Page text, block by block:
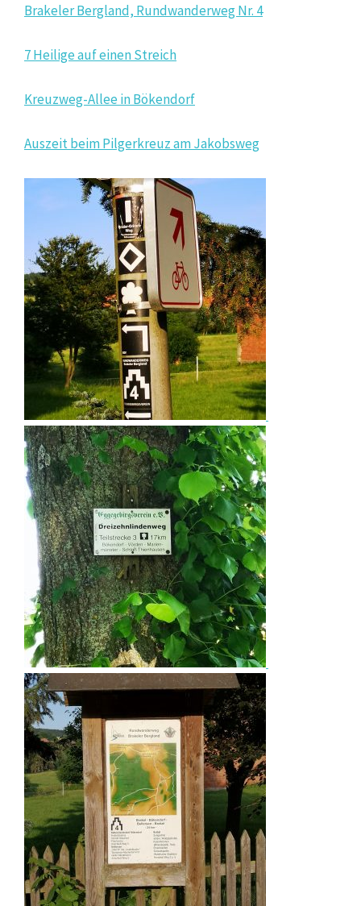
Brakeler Bergland, Rundwanderweg Nr. 4
7 Heilige auf einen Streich
Kreuzweg-Allee in Bökendorf
Auszeit beim Pilgerkreuz am Jakobsweg